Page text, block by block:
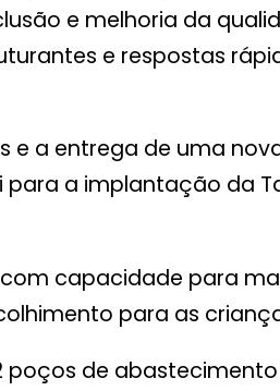
e melhoria da
e respostas
a entrega de uma
a implantação da
capacidade para
para as
de